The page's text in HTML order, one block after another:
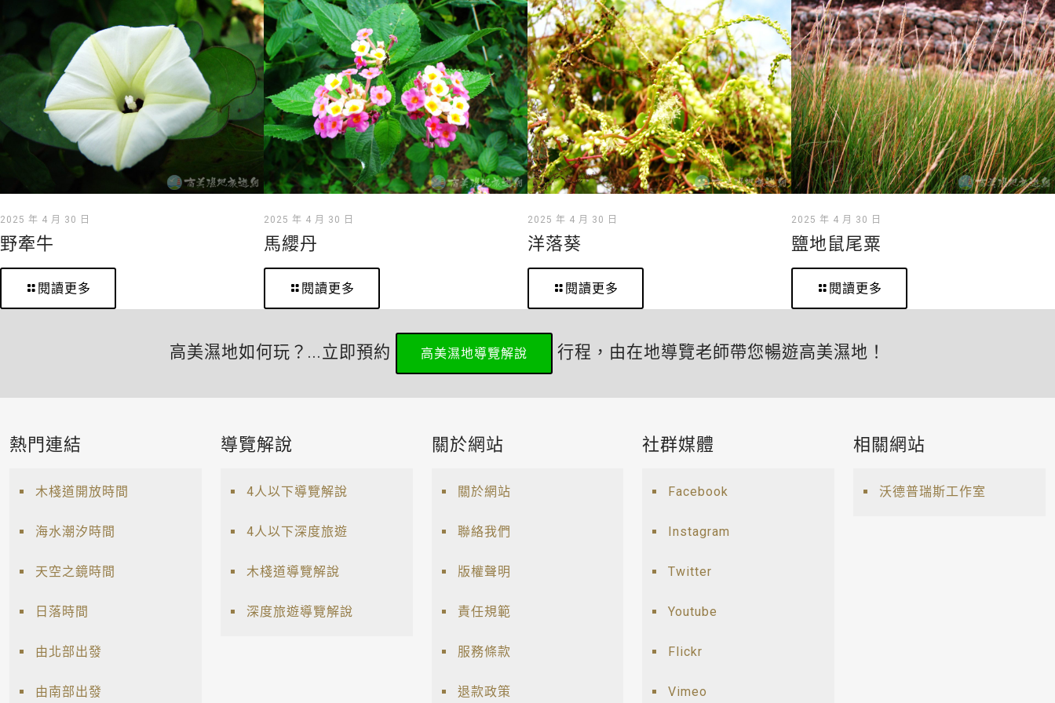
2025 年 4 月 30 日
野牽牛
閱讀更多
2025 年 4 月 30 日
馬纓丹
閱讀更多
2025 年 4 月 30 日
洋落葵
閱讀更多
2025 年 4 月 30 日
鹽地鼠尾粟
閱讀更多
高美濕地如何玩？...立即預約 高美濕地導覽解說 行程，由在地導覽老師帶您暢遊高美濕地！
熱門連結
木棧道開放時間
海水潮汐時間
天空之鏡時間
日落時間
由北部出發
由南部出發
導覽解說
4人以下導覽解說
4人以下深度旅遊
木棧道導覽解說
深度旅遊導覽解說
關於網站
關於網站
聯絡我們
版權聲明
責任規範
服務條款
退款政策
社群媒體
Facebook
Instagram
Twitter
Youtube
Flickr
Vimeo
相關網站
沃德普瑞斯工作室